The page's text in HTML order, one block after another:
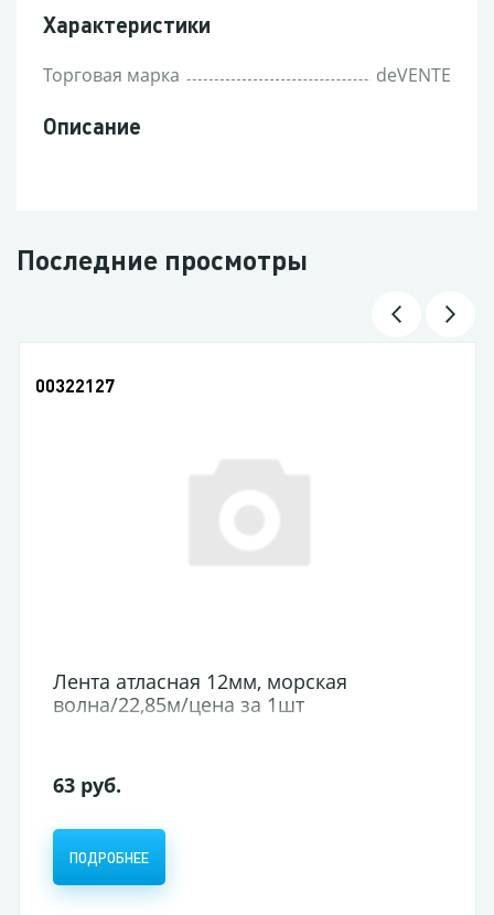
Характеристики
Торговая марка deVENTE
Описание
Последние просмотры
00322127
Лента атласная 12мм, морская
волна/22,85м/цена за 1шт
63 руб.
ПОДРОБНЕЕ